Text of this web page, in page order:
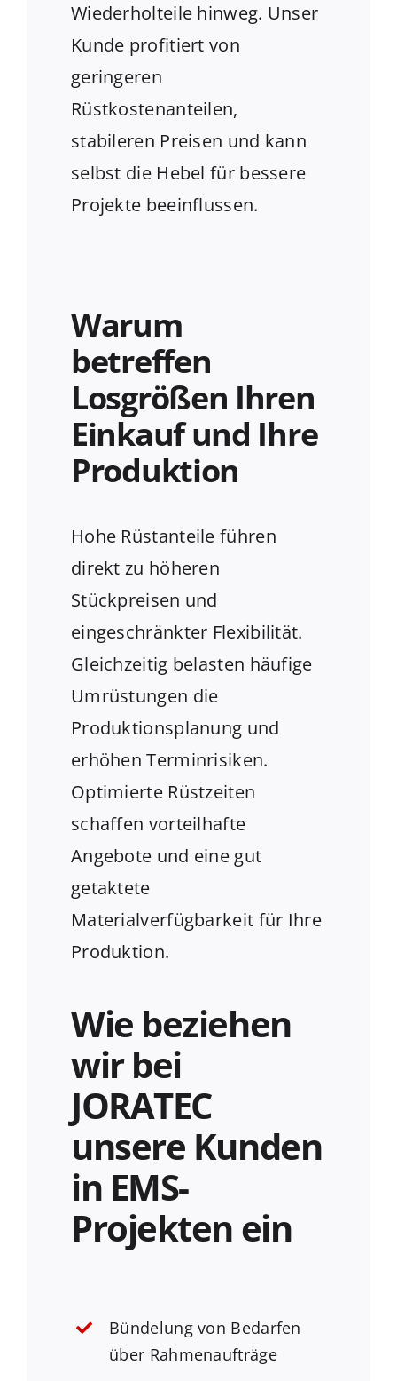
Wiederholteile hinweg. Unser
Kunde profitiert von
geringeren
Rüstkostenanteilen,
stabileren Preisen und kann
selbst die Hebel für bessere
Projekte beeinflussen.
Warum
betreffen
Losgrößen Ihren
Einkauf und Ihre
Produktion
Hohe Rüstanteile führen
direkt zu höheren
Stückpreisen und
eingeschränkter Flexibilität.
Gleichzeitig belasten häufige
Umrüstungen die
Produktionsplanung und
erhöhen Terminrisiken.
Optimierte Rüstzeiten
schaffen vorteilhafte
Angebote und eine gut
getaktete
Materialverfügbarkeit für Ihre
Produktion.
Wie beziehen
wir bei
JORATEC
unsere Kunden
in EMS-
Projekten ein
Bündelung von Bedarfen
über Rahmenaufträge